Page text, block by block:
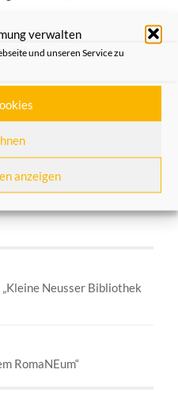
verwalten
und unseren Service zu
anzeigen
undDennis Volkeri
boten interessante
Gäste zum Gespräch
heute und
den
Neusser Bibliothek
RomaNEum“